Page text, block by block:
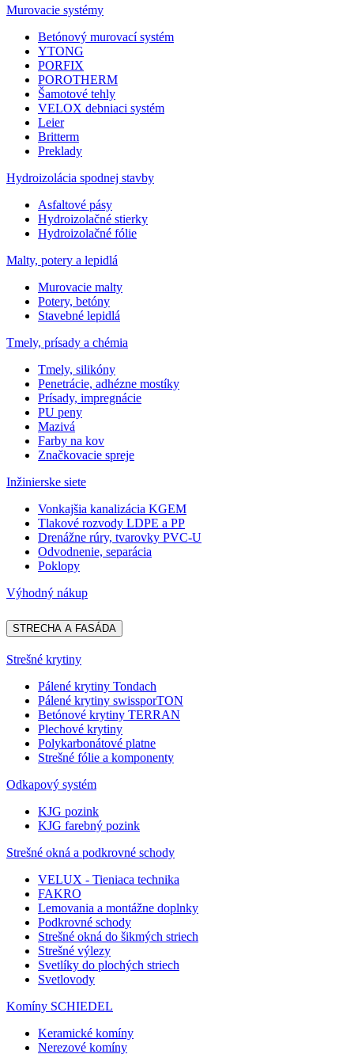
Murovacie systémy
Betónový murovací systém
YTONG
PORFIX
POROTHERM
Šamotové tehly
VELOX debniaci systém
Leier
Britterm
Preklady
Hydroizolácia spodnej stavby
Asfaltové pásy
Hydroizolačné stierky
Hydroizolačné fólie
Malty, potery a lepidlá
Murovacie malty
Potery, betóny
Stavebné lepidlá
Tmely, prísady a chémia
Tmely, silikóny
Penetrácie, adhézne mostíky
Prísady, impregnácie
PU peny
Mazivá
Farby na kov
Značkovacie spreje
Inžinierske siete
Vonkajšia kanalizácia KGEM
Tlakové rozvody LDPE a PP
Drenážne rúry, tvarovky PVC-U
Odvodnenie, separácia
Poklopy
Výhodný nákup
STRECHA A FASÁDA
Strešné krytiny
Pálené krytiny Tondach
Pálené krytiny swissporTON
Betónové krytiny TERRAN
Plechové krytiny
Polykarbonátové platne
Strešné fólie a komponenty
Odkapový systém
KJG pozink
KJG farebný pozink
Strešné okná a podkrovné schody
VELUX - Tieniaca technika
FAKRO
Lemovania a montážne doplnky
Podkrovné schody
Strešné okná do šikmých striech
Strešné výlezy
Svetlíky do plochých striech
Svetlovody
Komíny SCHIEDEL
Keramické komíny
Nerezové komíny